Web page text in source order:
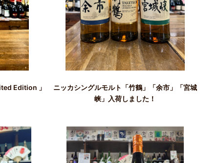
Edition 」
ニッカシングルモルト「竹鶴」「余市」「宮城
峡」入荷しました！